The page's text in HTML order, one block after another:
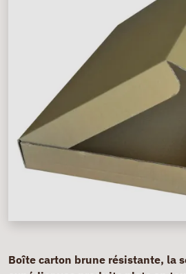
Boîte carton brune résistante, la